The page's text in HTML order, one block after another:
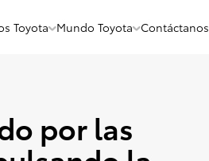
Toyota Mundo Toyota Contáctanos
por las